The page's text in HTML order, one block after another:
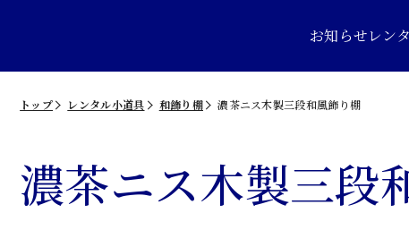
お知らせレン
トップ レンタル小道具 和飾り棚 濃茶ニス木製三段和風飾り棚
濃茶ニス木製三段